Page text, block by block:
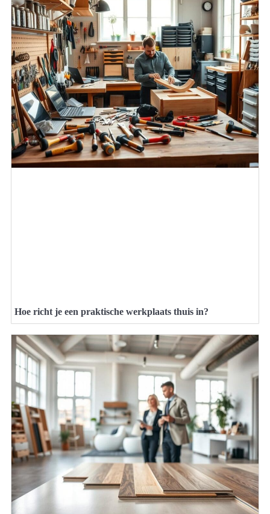
Hoe richt je een praktische werkplaats thuis in?